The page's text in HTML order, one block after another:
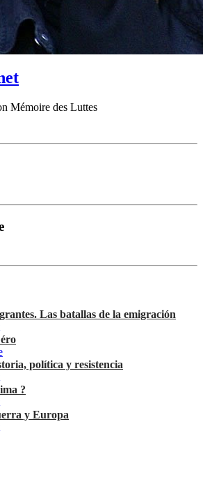
Mémoire des Luttes
Las batallas de la emigración
política y resistencia
?
y Europa